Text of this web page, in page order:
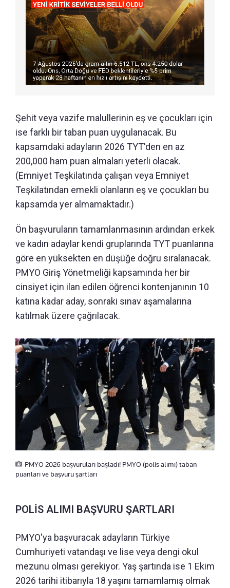
Şehit veya vazife malullerinin eş ve çocukları için
ise farklı bir taban puan uygulanacak. Bu
kapsamdaki adayların 2026 TYT'den en az
200,000 ham puan almaları yeterli olacak.
(Emniyet Teşkilatında çalışan veya Emniyet
Teşkilatından emekli olanların eş ve çocukları bu
kapsamda yer almamaktadır.)
Ön başvuruların tamamlanmasının ardından erkek
ve kadın adaylar kendi gruplarında TYT puanlarına
göre en yüksekten en düşüğe doğru sıralanacak.
PMYO Giriş Yönetmeliği kapsamında her bir
cinsiyet için ilan edilen öğrenci kontenjanının 10
katına kadar aday, sonraki sınav aşamalarına
katılmak üzere çağrılacak.
PMYO 2026 başvuruları başladı! PMYO (polis alımı) taban
puanları ve başvuru şartları
POLİS ALIMI BAŞVURU ŞARTLARI
PMYO'ya başvuracak adayların Türkiye
Cumhuriyeti vatandaşı ve lise veya dengi okul
mezunu olması gerekiyor. Yaş şartında ise 1 Ekim
2026 tarihi itibarıyla 18 yaşını tamamlamış olmak